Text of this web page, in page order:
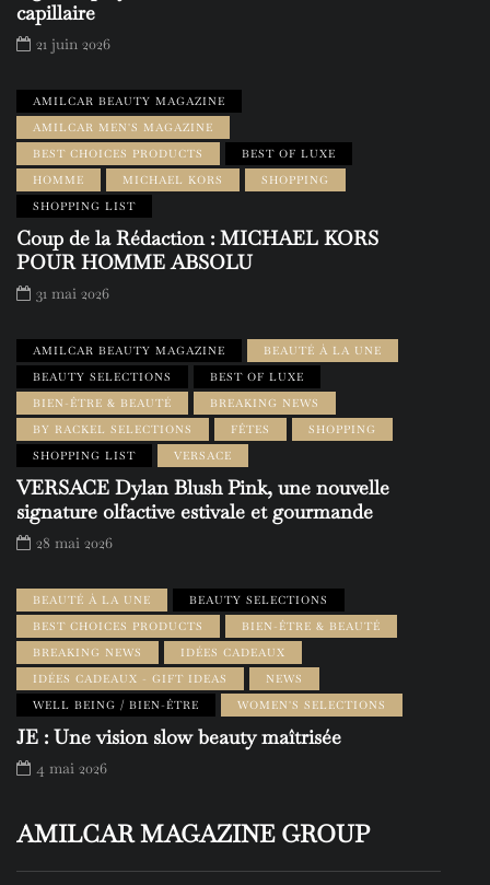
capillaire
21 juin 2026
AMILCAR BEAUTY MAGAZINE
AMILCAR MEN'S MAGAZINE
BEST CHOICES PRODUCTS
BEST OF LUXE
HOMME
MICHAEL KORS
SHOPPING
SHOPPING LIST
Coup de la Rédaction : MICHAEL KORS
POUR HOMME ABSOLU
31 mai 2026
AMILCAR BEAUTY MAGAZINE
BEAUTÉ À LA UNE
BEAUTY SELECTIONS
BEST OF LUXE
BIEN-ÊTRE & BEAUTÉ
BREAKING NEWS
BY RACKEL SELECTIONS
FÊTES
SHOPPING
SHOPPING LIST
VERSACE
VERSACE Dylan Blush Pink, une nouvelle
signature olfactive estivale et gourmande
28 mai 2026
BEAUTÉ À LA UNE
BEAUTY SELECTIONS
BEST CHOICES PRODUCTS
BIEN-ÊTRE & BEAUTÉ
BREAKING NEWS
IDÉES CADEAUX
IDÉES CADEAUX - GIFT IDEAS
NEWS
WELL BEING / BIEN-ÊTRE
WOMEN'S SELECTIONS
JE : Une vision slow beauty maîtrisée
4 mai 2026
AMILCAR MAGAZINE GROUP